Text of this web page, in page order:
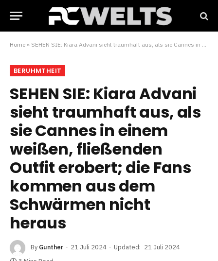
Home » SEHEN SIE: Kiara Advani sieht traumhaft aus, als sie Cannes in einem weißen, fließenden Outfit erobert; die Fans kommen aus dem Schwärmen nicht heraus
BERUHMTHEIT
SEHEN SIE: Kiara Advani
sieht traumhaft aus, als
sie Cannes in einem
weißen, fließenden
Outfit erobert; die Fans
kommen aus dem
Schwärmen nicht
heraus
By Gunther 21 Juli 2024 Updated: 21 Juli 2024